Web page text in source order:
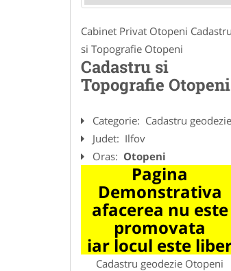
Cabinet Privat Otopeni Cadastru
si Topografie Otopeni
Cadastru si
Topografie Otopeni
Categorie: Cadastru geodezie
Judet: Ilfov
Oras: Otopeni
Pagina
Demonstrativa
afacerea nu este
promovata
iar locul este
Cadastru geodezie Otopeni